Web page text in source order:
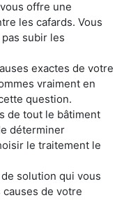
offre une
les cafards. Vous
subir les
exactes de votre
vraiment en
question.
de tout le bâtiment
déterminer
le traitement le
solution qui vous
de votre